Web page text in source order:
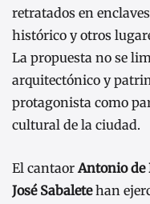
retratados en
histórico y otros
La propuesta no se
arquitectónico y
protagonista como
cultural de la ciudad.
El cantaorAntonio de
José Sabaletehan